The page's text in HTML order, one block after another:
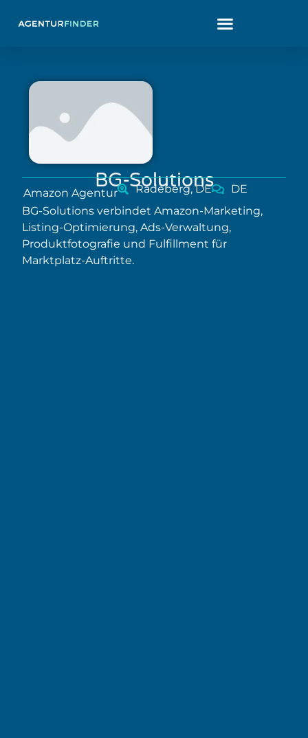
BG-Solutions
Amazon Agentur Radeberg, DE
DE
BG-Solutions verbindet Amazon-Marketing,
Listing-Optimierung, Ads-Verwaltung,
Produktfotografie und Fulfillment für
Marktplatz-Auftritte.